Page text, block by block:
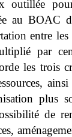
outillée
au BOAC
entre les
par
les trois
plus
de